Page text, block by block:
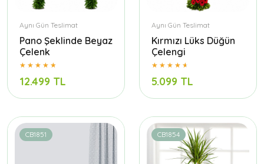
Aynı Gün Teslimat
Pano Şeklinde Beyaz
Çelenk
12.499 TL
Aynı Gün Teslimat
Kırmızı Lüks Düğün
Çelengi
5.099 TL
CB1851 CB1854